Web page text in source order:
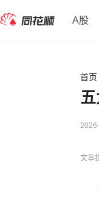
A股
首页
文章